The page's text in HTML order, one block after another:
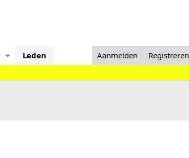
Leden Aanmelden Registreren